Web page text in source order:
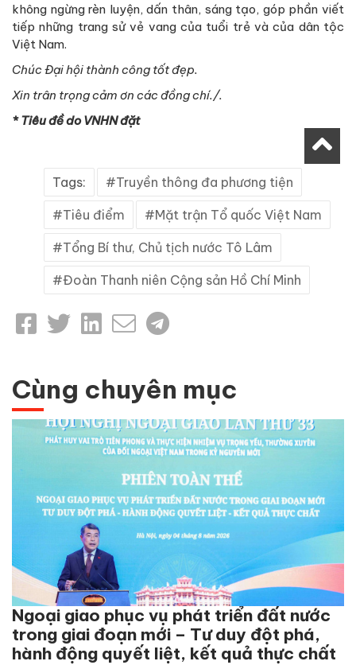
không ngừng rèn luyện, dấn thân, sáng tạo, góp phần viết
tiếp những trang sử vẻ vang của tuổi trẻ và của dân tộc
Việt Nam.
Chúc Đại hội thành công tốt đẹp.
Xin trân trọng cảm ơn các đồng chí./.
* Tiêu đề do VNHN đặt
Tags: Truyền thông đa phương tiện
Tiêu điểm Mặt trận Tổ quốc Việt Nam
Tổng Bí thư, Chủ tịch nước Tô Lâm
Đoàn Thanh niên Cộng sản Hồ Chí Minh
Cùng chuyên mục
Ngoại giao phục vụ phát triển đất nước
trong giai đoạn mới – Tư duy đột phá,
hành động quyết liệt, kết quả thực chất